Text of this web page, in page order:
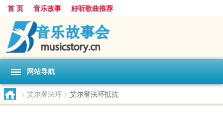
首 页 音乐故事 好听歌曲推荐
网站导航
> 艾尔登法环 > 艾尔登法环抵抗